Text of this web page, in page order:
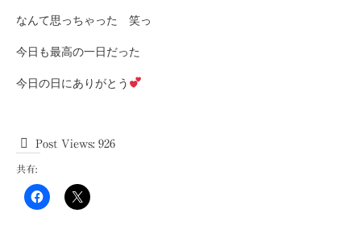
なんて思っちゃった 笑っ
今日も最高の一日だった
今日の日にありがとう
Post Views: 926
共有: